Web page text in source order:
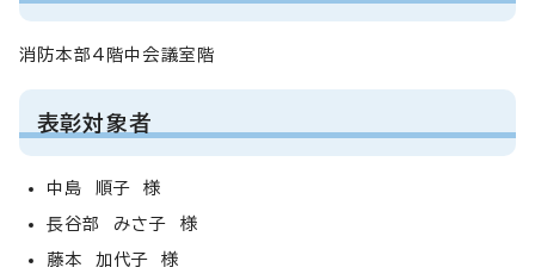
消防本部4階中会議室階
表彰対象者
中島 順子 様
長谷部 みさ子 様
藤本 加代子 様